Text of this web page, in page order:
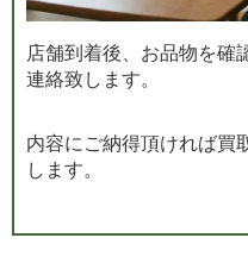
店舗到着後、お品物を確
連絡致します。
内容にご納得頂ければ買
します。